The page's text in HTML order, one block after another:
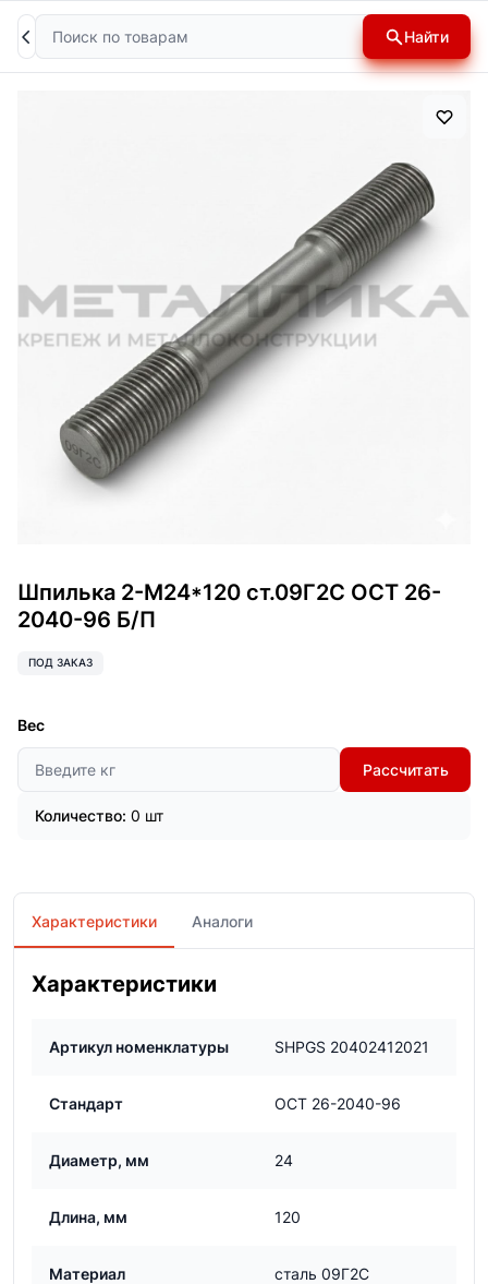
Поиск Найти
Шпилька 2-М24*120 ст.09Г2С ОСТ 26-
2040-96 Б/П
ПОД ЗАКАЗ
Вес
Рассчитать
Количество: 0 шт
Характеристики Аналоги
Характеристики
Артикул номенклатуры SHPGS 20402412021
Стандарт ОСТ 26-2040-96
Диаметр, мм 24
Длина, мм 120
Материал сталь 09Г2С